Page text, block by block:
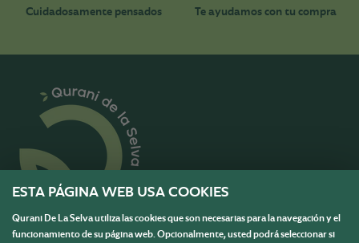
Cuidadosamente pensados Te ayudamos con tu compra
ESTA PÁGINA WEB USA COOKIES
Qurani De La Selva utiliza las cookies que son necesarias para la navegación y el
funcionamiento de su página web. Opcionalmente, usted podrá seleccionar si